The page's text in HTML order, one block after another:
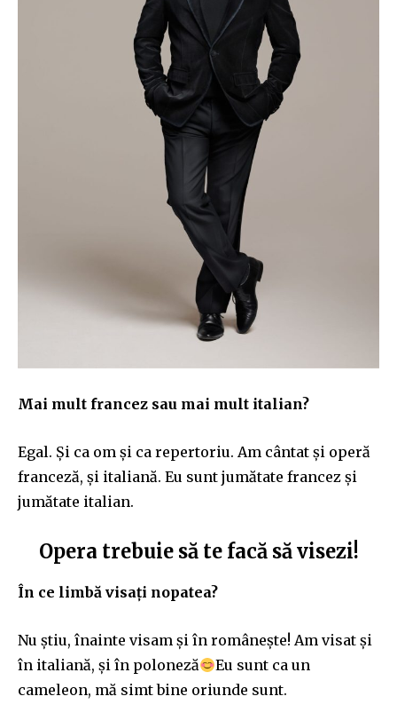
Mai mult francez sau mai mult italian?
Egal. Și ca om și ca repertoriu. Am cântat și operă
franceză, și italiană. Eu sunt jumătate francez și
jumătate italian.
Opera trebuie să te facă să visezi!
În ce limbă visați nopatea?
Nu știu, înainte visam și în românește! Am visat și
în italiană, și în poloneză
Eu sunt ca un
cameleon, mă simt bine oriunde sunt.